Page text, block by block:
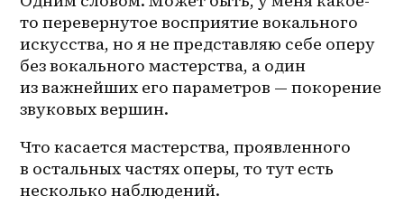
то перевернутое восприятие вокального
искусства, но я не представляю себе оперу
без вокального мастерства, а один
из важнейших его параметров — покорение
звуковых вершин.
Что касается мастерства, проявленного
в остальных частях оперы, то тут есть
несколько наблюдений.